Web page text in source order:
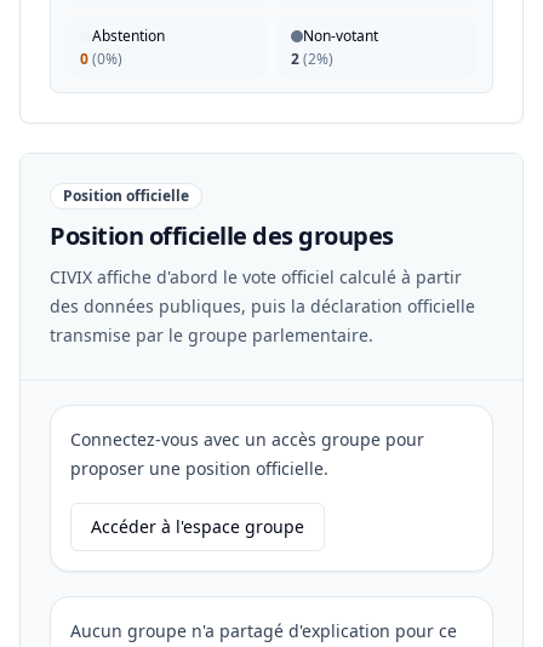
Abstention
0(0%)
Non-votant
2(2%)
Position officielle
Position officielle des groupes
CIVIX affiche d'abord le vote officiel calculé à partir
des données publiques, puis la déclaration officielle
transmise par le groupe parlementaire.
Connectez-vous avec un accès groupe pour
proposer une position officielle.
Accéder à l'espace groupe
Aucun groupe n'a partagé d'explication pour ce